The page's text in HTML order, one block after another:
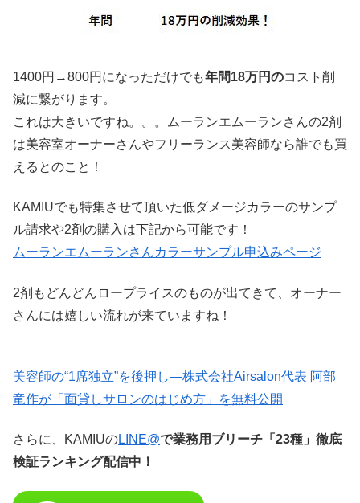
1400円→800円になっただけでも年間18万円のコスト削
減に繋がります。
これは大きいですね。。。ムーランエムーランさんの2剤
は美容室オーナーさんやフリーランス美容師なら誰でも買
えるとのこと！
KAMIUでも特集させて頂いた低ダメージカラーのサンプ
ル請求や2剤の購入は下記から可能です！
ムーランエムーランさんカラーサンプル申込みページ
2剤もどんどんロープライスのものが出てきて、オーナー
さんには嬉しい流れが来ていますね！
美容師の“1席独立”を後押し—株式会社Airsalon代表 阿部
竜作が「面貸しサロンのはじめ方」を無料公開
さらに、KAMIUのLINE@で業務用ブリーチ「23種」徹底
検証ランキング配信中！